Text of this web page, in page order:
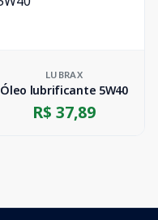
LUBRAX
Óleo lubrificante 5W40
R$ 37,89